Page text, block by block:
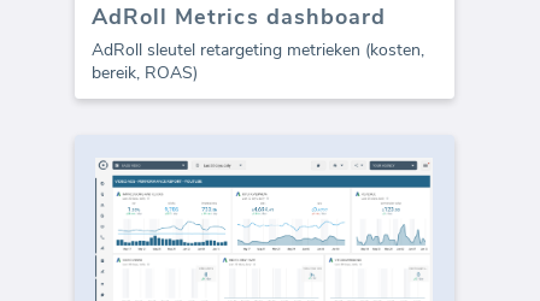
AdRoll Metrics dashboard
AdRoll sleutel retargeting metrieken (kosten,
bereik, ROAS)